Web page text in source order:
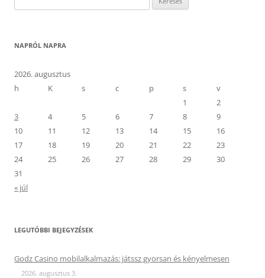
NAPRÓL NAPRA
2026. augusztus
h
K s c p s
v
1
2
3
4 5 6 7 8
9
10
11 12 13 14 15
16
17
18 19 20 21 22
23
24
25 26 27 28 29
30
31
« júl
LEGUTÓBBI BEJEGYZÉSEK
Godz Casino mobilalkalmazás: játssz gyorsan és kényelmesen
2026. augusztus 3.